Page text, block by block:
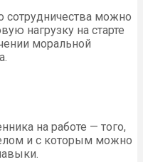
сотрудничества можно
нагрузку на старте
моральной
на работе — того,
и с которым можно